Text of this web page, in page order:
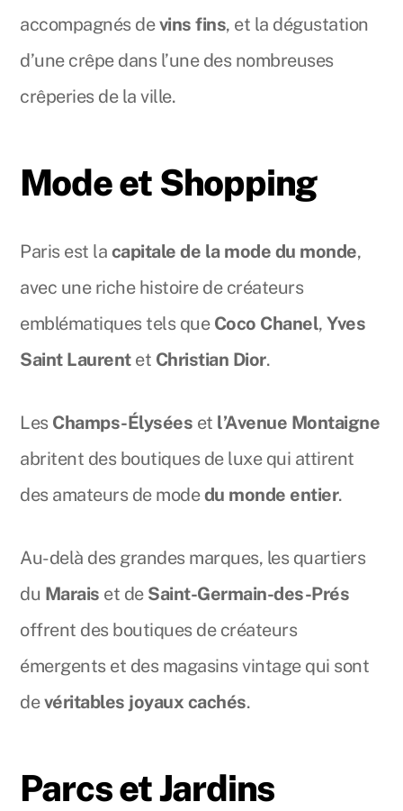
accompagnés devins fins, et la dégustation
d’une crêpe dans l’une des nombreuses
crêperies de la ville.
Mode et Shopping
Paris est la capitale de la mode du monde,
avec une riche histoire de créateurs
emblématiques tels que Coco Chanel,Yves
Saint Laurentet Christian Dior.
Les Champs-Élysées et l’Avenue Montaigne
abritent des boutiques de luxe qui attirent
des amateurs de modedu monde entier.
Au-delà des grandes marques, les quartiers
du Marais et de Saint-Germain-des-Prés
offrent des boutiques de créateurs
émergents et des magasins vintage qui sont
devéritables joyaux cachés.
Parcs et Jardins